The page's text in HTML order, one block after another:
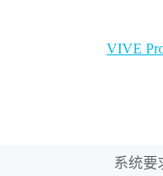
VIVE
系统要